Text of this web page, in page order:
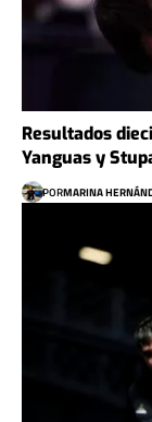
Resultados
Yanguas y
PORMARINA